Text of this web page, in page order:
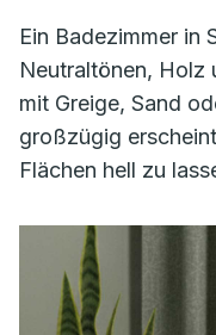
Ein Badezimmer in
Neutraltönen, Holz
mit Greige, Sand
großzügig
Flächen hell zu